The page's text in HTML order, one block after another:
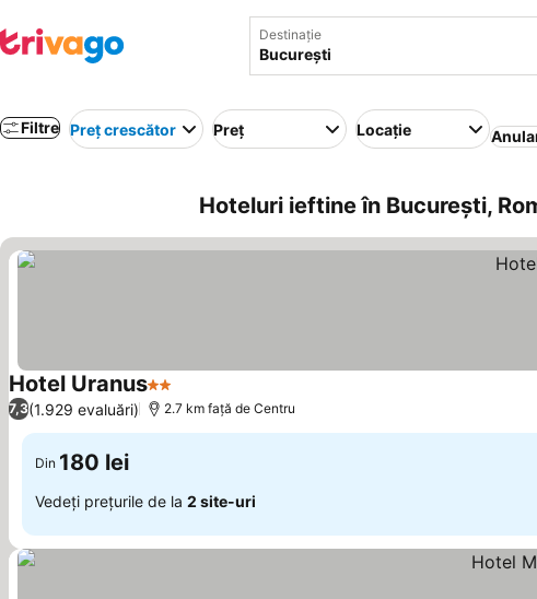
Destinație
Filtre Preț crescător Preț Locație
Hoteluri ieftine în București,
Hotel Uranus2 Stele
7,3(1.929 evaluări) 2.7 km faţă de Centru
Din 180 lei
Vedeți prețurile de la 2 site-uri